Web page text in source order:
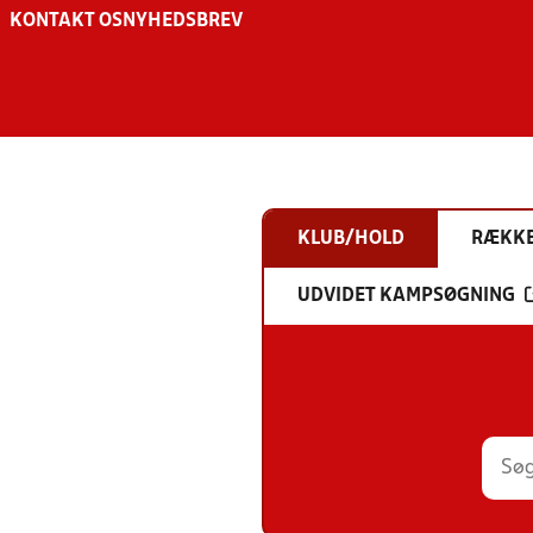
KONTAKT OS NYHEDSBREV
KLUB/HOLD
UDVIDET KAMPSØGNING